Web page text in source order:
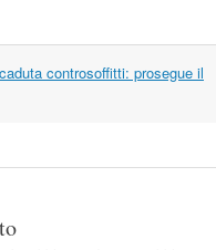
controsoffitti: prosegue il